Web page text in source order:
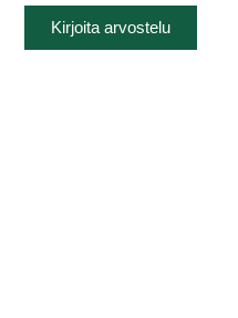
Kirjoita arvostelu